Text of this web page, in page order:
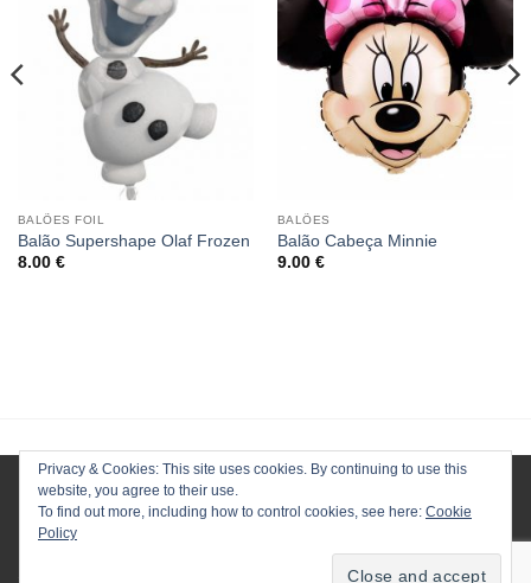
BALÕES FOIL
Balão Supershape Olaf Frozen
8.00 €
BALÕES
Balão Cabeça Minnie
9.00 €
Privacy & Cookies: This site uses cookies. By continuing to use this
website, you agree to their use.
To find out more, including how to control cookies, see here: Cookie
Policy